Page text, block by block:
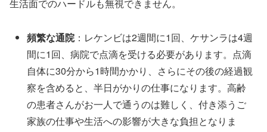
生活面でのハードルも無視できません。
頻繁な通院：レケンビは2週間に1回、ケサンラは4週
間に1回、病院で点滴を受ける必要があります。点滴
自体に30分から1時間かかり、さらにその後の経過観
察を含めると、半日がかりの仕事になります。高齢
の患者さんがお一人で通うのは難しく、付き添うご
家族の仕事や生活への影響が大きな負担となりま